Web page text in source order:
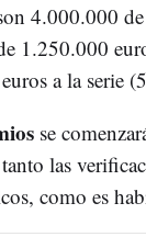
4.000.000
1.250.000
a la serie
se
las
como es